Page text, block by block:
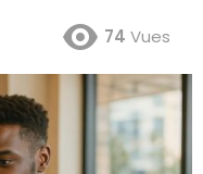
74 Vues